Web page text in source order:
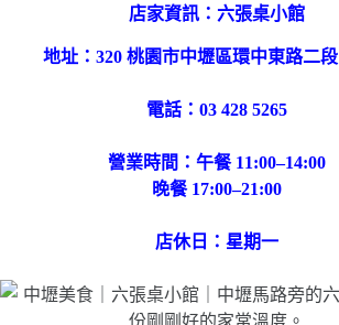
店家資訊：六張桌小館
地址：320 桃園市中壢區環中東路二
電話：03 428 5265
營業時間：午餐 11:00–14:00
晚餐 17:00–21:00
店休日：星期一